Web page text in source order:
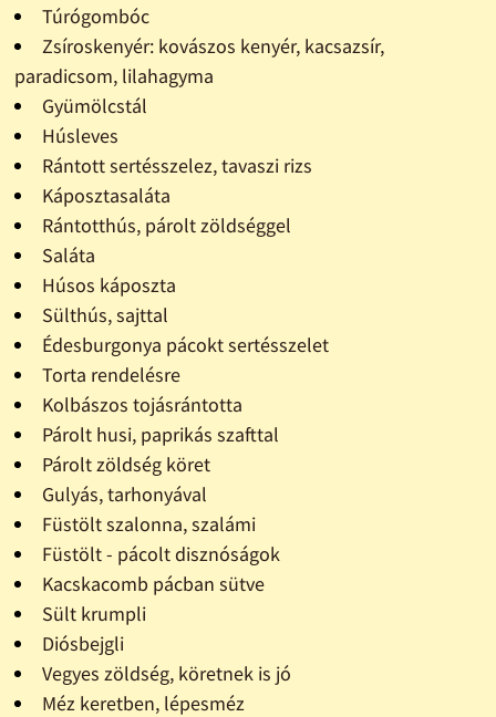
Túrógombóc
Zsíroskenyér: kovászos kenyér, kacsazsír,
paradicsom, lilahagyma
Gyümölcstál
Húsleves
Rántott sertésszelez, tavaszi rizs
Káposztasaláta
Rántotthús, párolt zöldséggel
Saláta
Húsos káposzta
Sülthús, sajttal
Édesburgonya pácokt sertésszelet
Torta rendelésre
Kolbászos tojásrántotta
Párolt husi, paprikás szafttal
Párolt zöldség köret
Gulyás, tarhonyával
Füstölt szalonna, szalámi
Füstölt - pácolt disznóságok
Kacskacomb pácban sütve
Sült krumpli
Diósbejgli
Vegyes zöldség, köretnek is jó
Méz keretben, lépesméz